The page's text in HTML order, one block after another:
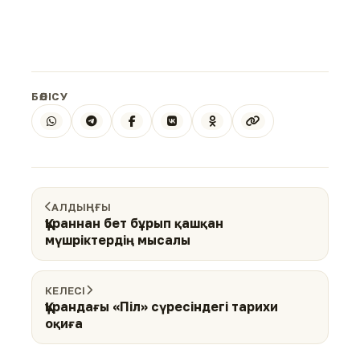
БӨЛІСУ
АЛДЫҢҒЫ
Құраннан бет бұрып қашқан
мүшріктердің мысалы
КЕЛЕСІ
Құрандағы «Піл» сүресіндегі тарихи
оқиға